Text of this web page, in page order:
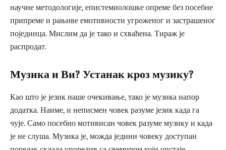
научне методологије, епистемиолошке опреме без посебне
припреме и рањиве емотивности угроженог и застрашеног
појединца. Мислим да је тако и схваћена. Тираж је
распродат.
Музика и Ви? Устанак кроз музику?
Као што је језик наше очекивање, тако је музика напор
додатка. Наиме, и неписмен човек разуме језик када га
чује. Само посебно мотивисан човек разуме музику и када
је не слуша. Музика је, можда једини човеку доступан